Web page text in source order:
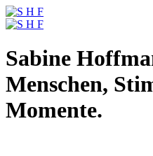
Sabine
Menschen,
Momente.